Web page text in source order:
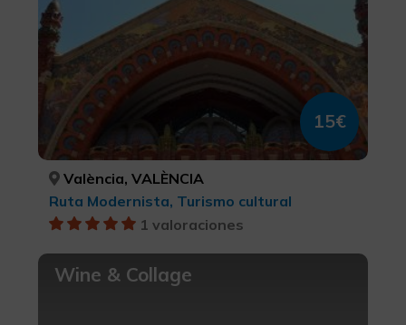
15€
València, VALÈNCIA
Ruta Modernista, Turismo cultural
1 valoraciones
Wine & Collage